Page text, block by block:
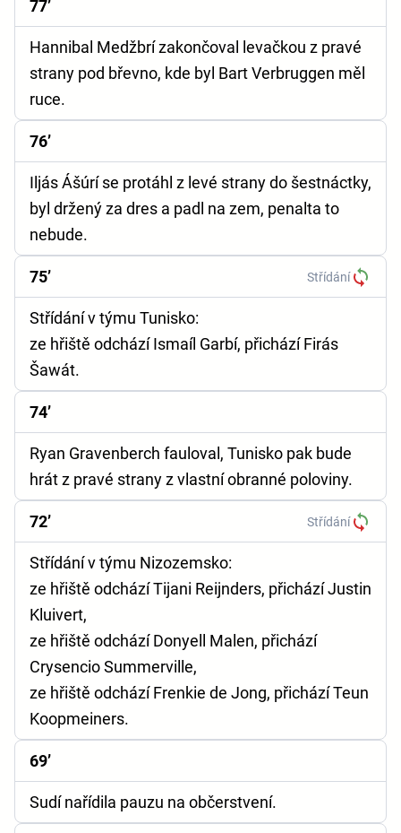
77’
Hannibal Medžbrí zakončoval levačkou z pravé
strany pod břevno, kde byl Bart Verbruggen měl
ruce.
76’
Iljás Ášúrí se protáhl z levé strany do šestnáctky,
byl držený za dres a padl na zem, penalta to
nebude.
75’ Střídání
Střídání v týmu Tunisko:
ze hřiště odchází Ismaíl Garbí, přichází Firás
Šawát.
74’
Ryan Gravenberch fauloval, Tunisko pak bude
hrát z pravé strany z vlastní obranné poloviny.
72’ Střídání
Střídání v týmu Nizozemsko:
ze hřiště odchází Tijani Reijnders, přichází Justin
Kluivert,
ze hřiště odchází Donyell Malen, přichází
Crysencio Summerville,
ze hřiště odchází Frenkie de Jong, přichází Teun
Koopmeiners.
69’
Sudí nařídila pauzu na občerstvení.